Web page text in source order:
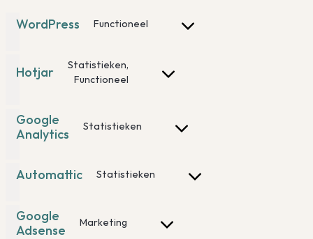
WordPress Functioneel
Consent
wordpress
Hotjar
Statistieken,
Functioneel
Consent
hotjar
Google
Analytics
Statistieken
Consent
google-
Automattic Statistieken
Consent
automattic
Google
Adsense
Marketing
Consent